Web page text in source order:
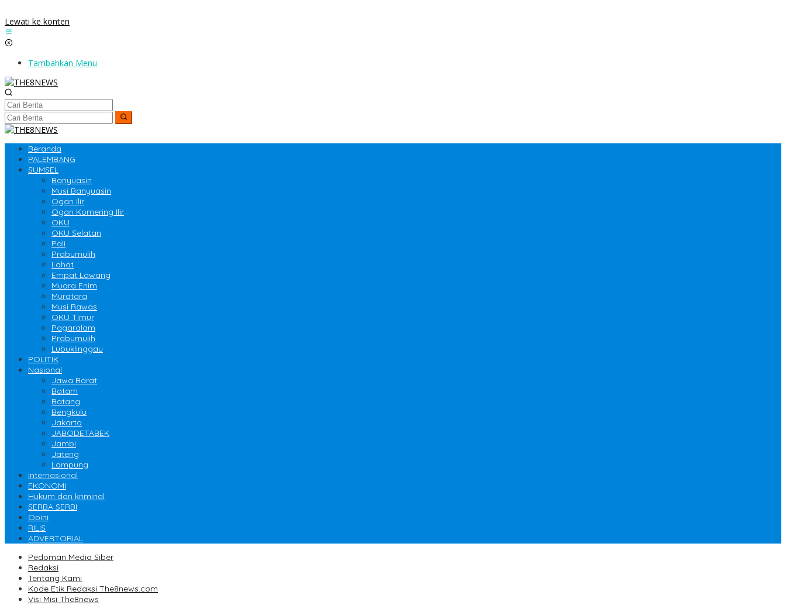
Lewati ke konten
Tambahkan Menu
Beranda
PALEMBANG
SUMSEL
Banyuasin
Musi Banyuasin
Ogan Ilir
Ogan Komering Ilir
OKU
OKU Selatan
Pali
Prabumulih
Lahat
Empat Lawang
Muara Enim
Muratara
Musi Rawas
OKU Timur
Pagaralam
Prabumulih
Lubuklinggau
POLITIK
Nasional
Jawa Barat
Batam
Batang
Bengkulu
Jakarta
JABODETABEK
Jambi
Jateng
Lampung
Internasional
EKONOMI
Hukum dan kriminal
SERBA SERBI
Opini
RILIS
ADVERTORIAL
Pedoman Media Siber
Redaksi
Tentang Kami
Kode Etik Redaksi The8news.com
Visi Misi The8news